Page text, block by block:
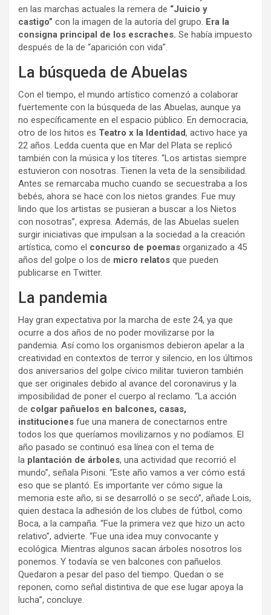
en las marchas actuales la remera de “Juicio y
castigo” con la imagen de la autoría del grupo. Era la
consigna principal de los escraches. Se había impuesto
después de la de “aparición con vida”.
La búsqueda de Abuelas
Con el tiempo, el mundo artístico comenzó a colaborar
fuertemente con la búsqueda de las Abuelas, aunque ya
no específicamente en el espacio público. En democracia,
otro de los hitos es Teatro x la Identidad, activo hace ya
22 años. Ledda cuenta que en Mar del Plata se replicó
también con la música y los títeres. “Los artistas siempre
estuvieron con nosotras. Tienen la veta de la sensibilidad.
Antes se remarcaba mucho cuando se secuestraba a los
bebés, ahora se hace con los nietos grandes. Fue muy
lindo que los artistas se pusieran a buscar a los Nietos
con nosotras”, expresa. Además, de las Abuelas suelen
surgir iniciativas que impulsan a la sociedad a la creación
artística, como el concurso de poemas organizado a 45
años del golpe o los de micro relatos que pueden
publicarse en Twitter.
La pandemia
Hay gran expectativa por la marcha de este 24, ya que
ocurre a dos años de no poder movilizarse por la
pandemia. Así como los organismos debieron apelar a la
creatividad en contextos de terror y silencio, en los últimos
dos aniversarios del golpe cívico militar tuvieron también
que ser originales debido al avance del coronavirus y la
imposibilidad de poner el cuerpo al reclamo. “La acción
de colgar pañuelos en balcones, casas,
instituciones fue una manera de conectarnos entre
todos los que queríamos movilizarnos y no podíamos. El
año pasado se continuó esa línea con el tema de
la plantación de árboles, una actividad que recorrió el
mundo”, señala Pisoni. “Este año vamos a ver cómo está
eso que se plantó. Es importante ver cómo sigue la
memoria este año, si se desarrolló o se secó”, añade Lois,
quien destaca la adhesión de los clubes de fútbol, como
Boca, a la campaña. “Fue la primera vez que hizo un acto
relativo”, advierte. “Fue una idea muy convocante y
ecológica. Mientras algunos sacan árboles nosotros los
ponemos. Y todavía se ven balcones con pañuelos.
Quedaron a pesar del paso del tiempo. Quedan o se
reponen, como señal distintiva de que ese lugar apoya la
lucha”, concluye.